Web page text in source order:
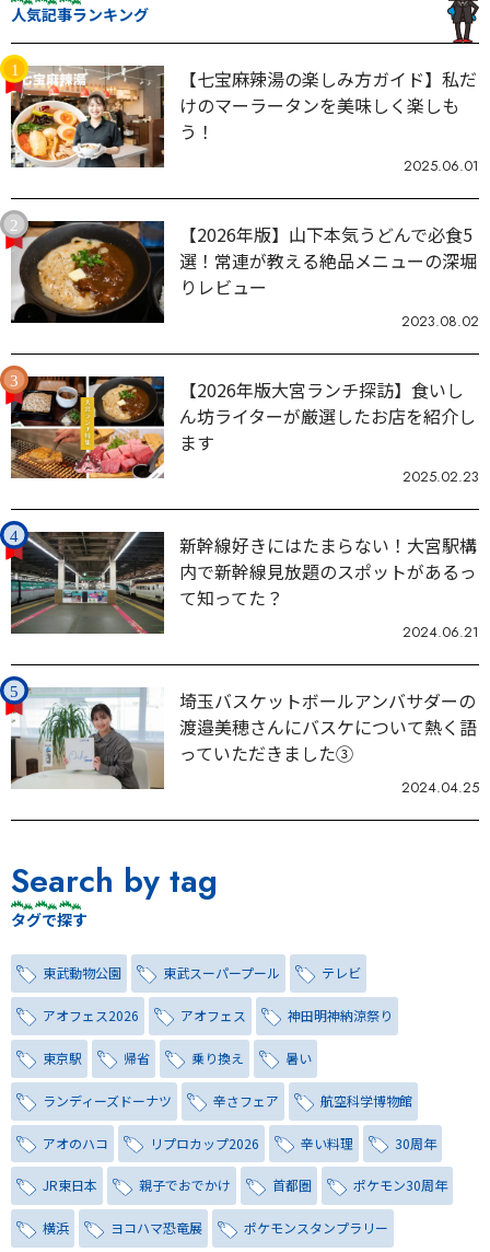
人気記事ランキング
【七宝麻辣湯の楽しみ方ガイド】私だ
けのマーラータンを美味しく楽しも
う！
2025.06.01
【2026年版】山下本気うどんで必食5
選！常連が教える絶品メニューの深堀
りレビュー
2023.08.02
【2026年版大宮ランチ探訪】食いし
ん坊ライターが厳選したお店を紹介し
ます
2025.02.23
新幹線好きにはたまらない！大宮駅構
内で新幹線見放題のスポットがあるっ
て知ってた？
2024.06.21
埼玉バスケットボールアンバサダーの
渡邉美穂さんにバスケについて熱く語
っていただきました③
2024.04.25
Search by tag
タグで探す
東武動物公園 東武スーパープール テレビ
アオフェス2026 アオフェス 神田明神納涼祭り
東京駅 帰省 乗り換え 暑い
ランディーズドーナツ 辛さフェア 航空科学博物館
アオのハコ リプロカップ2026 辛い料理 30周年
JR東日本 親子でおでかけ 首都圏 ポケモン30周年
横浜 ヨコハマ恐竜展 ポケモンスタンプラリー